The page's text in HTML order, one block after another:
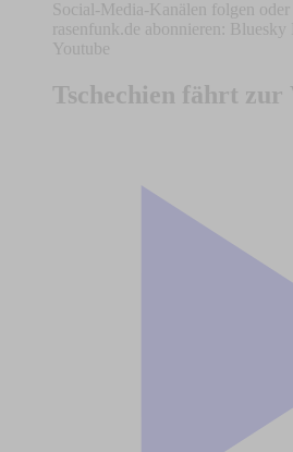
Social-Media-Kanälen folgen
rasenfunk.de abonnieren:
Youtube
Tschechien fährt